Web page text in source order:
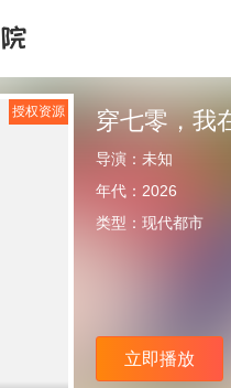
授权资源 穿七零，我
导演： 未知
年代： 2026
类型： 现代都市
立即播放